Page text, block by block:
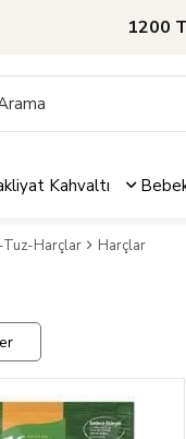
1200
Kahvaltı
Tuz-Harçlar Harçlar